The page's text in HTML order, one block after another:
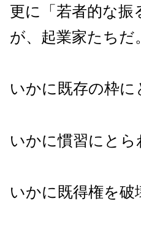
更に「若者的な
が、起業家たちだ。
いかに既存の枠
いかに慣習にと
いかに既得権を破